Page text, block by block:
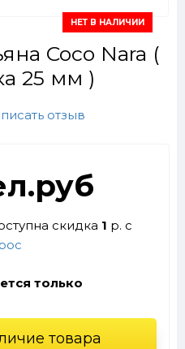
НЕТ В НАЛИЧИИ
Coco Nara (
25 мм )
отзыв
скидка 1 р. с
только
товара